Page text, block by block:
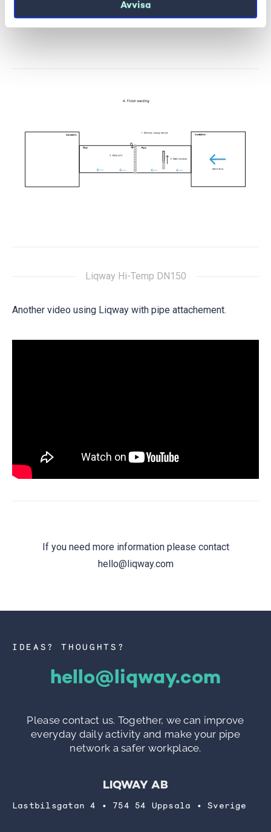
Avvisa
Liqway Hi-Temp DN150
Another video using Liqway with pipe attachement.
If you need more information please contact
hello@liqway.com
IDEAS? THOUGHTS?
hello@liqway.com
Please contact us. Together, we can improve
everyday daily activity and make your pipe
network a safer workplace.
LIQWAY AB
Lastbilsgatan 4 • 754 54 Uppsala • Sverige